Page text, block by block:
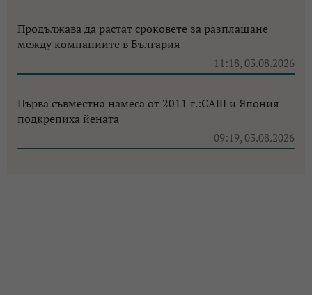
Продължава да растат сроковете за разплащане
между компаниите в България
11:18, 03.08.2026
Първа съвместна намеса от 2011 г.:САЩ и Япония
подкрепиха йената
09:19, 03.08.2026